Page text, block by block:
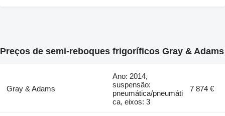
Preços de semi-reboques frigoríficos Gray & Adams
Gray & Adams
Ano: 2014,
suspensão:
pneumática/pneumáti
ca, eixos: 3
7 874 €